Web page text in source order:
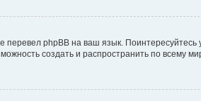
phpBB на ваш язык. Поинтересуйтесь
создать и распространить по всему